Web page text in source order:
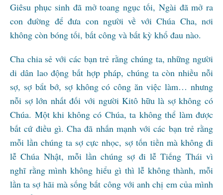
Giêsu phục sinh đã mở toang ngục tối, Ngài đã mở ra
con đường để đưa con người về với Chúa Cha, nơi
không còn bóng tối, bất công và bất kỳ khổ đau nào.
Cha chia sẻ với các bạn trẻ rằng chúng ta, những người
di dân lao động bất hợp pháp, chúng ta còn nhiều nỗi
sợ, sợ bắt bớ, sợ không có công ăn việc làm… nhưng
nỗi sợ lớn nhất đối với người Kitô hữu là sợ không có
Chúa. Một khi không có Chúa, ta không thể làm được
bất cứ điều gì. Cha đã nhấn mạnh với các bạn trẻ rằng
mỗi lần chúng ta sợ cực nhọc, sợ tốn tiền mà không đi
lễ Chúa Nhật, mỗi lần chúng sợ đi lễ Tiếng Thái vì
nghĩ rằng mình không hiểu gì thì lễ không thành, mỗi
lần ta sợ hãi mà sống bất công với anh chị em của mình